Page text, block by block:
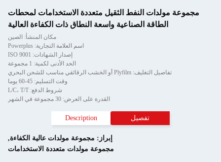
مجموعة مولدات النفط الثقيل متعددة الاستخدامات لمحطات
الطاقة الصناعية واسعة النطاق ذات الكفاءة العالية
مكان المنشأ: الصين
اسم العلامة التجارية: Powerplus
إصدار الشهادات: ISO 9001
الحد الأدنى لكمية: 1 مجموعة
تفاصيل التغليف: Plyfilm أو الخشب الرقائقي مناسب للشحن البحري
وقت التسليم: 45-60 يوما
شروط الدفع: L/C، T/T
القدرة على العرض: 30 مجموعة في الشهر
تفصيل Description
إبراز: مجموعة مولدات عالية الكفاءة,
مجموعة مولدات متعددة الاستخدامات